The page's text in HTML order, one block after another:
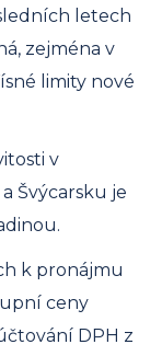
letech
zejména v
limity nové
v
Švýcarsku je
k pronájmu
ceny
DPH z